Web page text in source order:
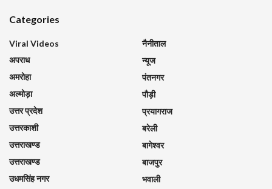
Categories
Viral Videos
अपराध
अमरोहा
अल्मोड़ा
उत्तर प्रदेश
उत्तरकाशी
उत्तराखण्ड
उत्तराखण्ड
उधमसिंह नगर
नैनीताल
न्यूज
पंतनगर
पौड़ी
प्रयागराज
बरेली
बागेश्वर
बाजपुर
भवाली